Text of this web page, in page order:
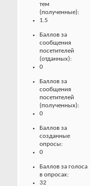
тем
(полученные):
1.5
Баллов за
сообщения
посетителей
(отданных):
0
Баллов за
сообщения
посетителей
(полученных):
0
Баллов за
созданные
опросы:
0
Баллов за голоса
в опросах:
32